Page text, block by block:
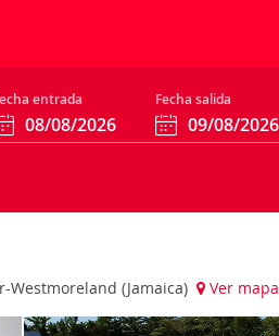
entrada Fecha salida
Westmoreland (Jamaica) Ver mapa